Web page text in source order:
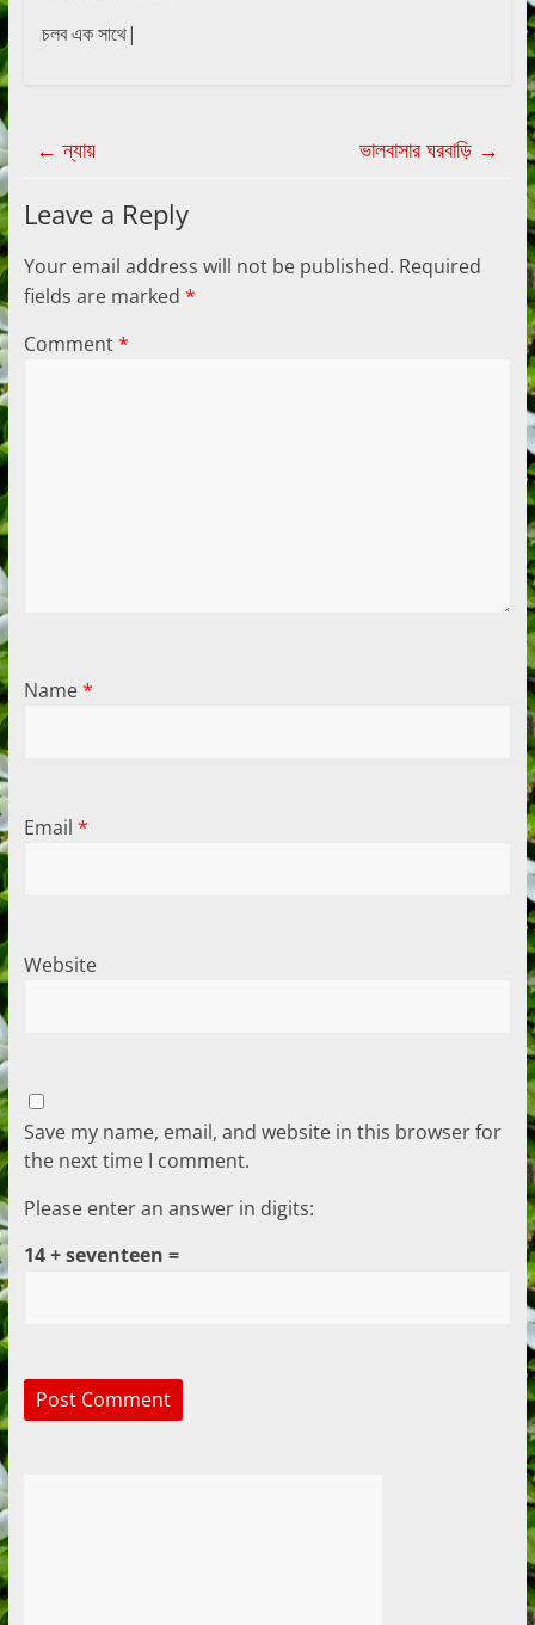
চলব এক সাথে|
← ন্যায় ভালবাসার ঘরবাড়ি →
Leave a Reply
Your email address will not be published. Required
fields are marked *
Comment*
Name*
Email *
Website
Save my name, email, and website in this browser for
the next time I comment.
Please enter an answer in digits:
14 + seventeen =